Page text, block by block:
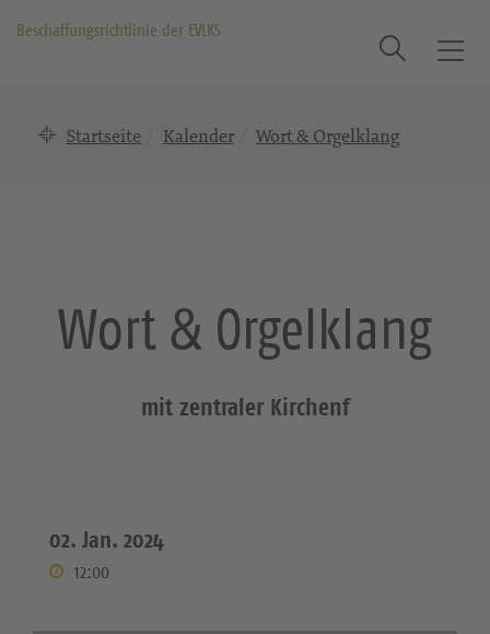
Beschaffungsrichtlinie der EVLKS
T
Suche
Startseite Kalender Wort & Orgelklang
Wort & Orgelklang
mit zentraler Kirchenf
02. Jan. 2024
12:00